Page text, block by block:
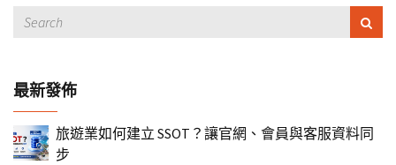
最新發佈
旅遊業如何建立 SSOT？讓官網、會員與客服資料同
步